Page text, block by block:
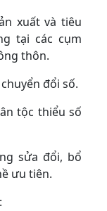
xuất và tiêu
tại các cụm
thôn.
đổi số.
tộc thiểu số
sửa đổi, bổ
ưu tiên.